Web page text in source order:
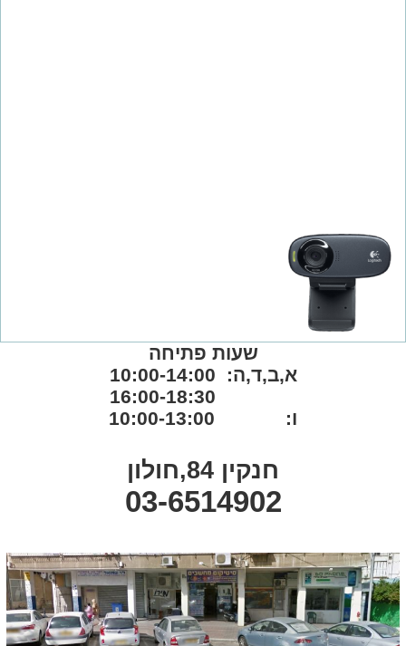
שעות פתיחה
א,ב,ד,ה: 10:00-14:00
ו: 10:00-13:00
חנקין 84,חולון
03-6514902